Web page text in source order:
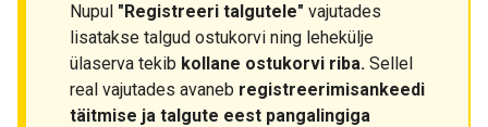
Nupul "Registreeri talgutele" vajutades
lisatakse talgud ostukorvi ning lehekülje
ülaserva tekib kollane ostukorvi riba. Sellel
real vajutades avaneb registreerimisankeedi
täitmise ja talgute eest pangalingiga